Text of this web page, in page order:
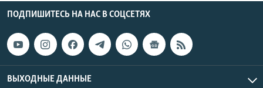
ПОДПИШИТЕСЬ НА НАС В СОЦСЕТЯХ
ВЫХОДНЫЕ ДАННЫЕ